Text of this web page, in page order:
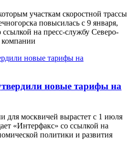
участкам скоростной трассы
повысилась с 9 января,
на пресс-службу Северо-
компании
новые тарифы на
для москвичей вырастет с 1 июля
«Интерфакс» со ссылкой на
политики и развития